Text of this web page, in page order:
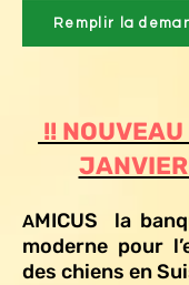
Remplir la
!!
AMICUS la
moderne pour
des chiens en